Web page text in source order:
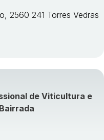
2560 241 Torres Vedras
de Viticultura e